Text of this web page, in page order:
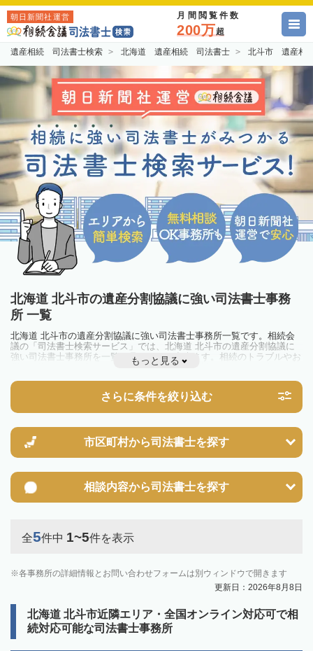
朝日新聞社運営 月間閲覧件数
200万超
遺産相続 司法書士検索 北海道 遺産相続 司法書士 北斗市 遺産相
北海道 北斗市の遺産分割協議に強い司法書士事務
所 一覧
北海道 北斗市の遺産分割協議に強い司法書士事務所一覧です。相続会
議の「司法書士検索サービス」では、北海道 北斗市の遺産分割協議に
強い司法書士事務所を一覧で見ることが出来ます。相続のトラブルやお
悩みを抱えている方は一度近隣の司法書士に相談してみましょう。
もっと見る
さらに条件を絞り込む
市区町村から司法書士を探す
相談内容から司法書士を探す
全5件中 1~5件を表示
各事務所の詳細情報とお問い合わせフォームは別ウィンドウで開きます
更新日：2026年8月8日
北海道 北斗市近隣エリア・全国オンライン対応可で相
続対応可能な司法書士事務所